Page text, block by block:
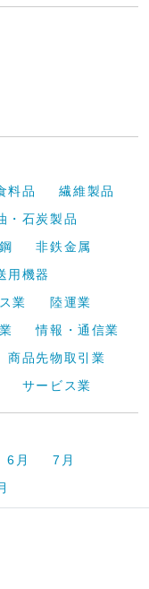
料品
繊維製品
・石炭製品
非鉄金属
用機器
業
陸運業
情報・通信業
商品先物取引業
サービス業
6月
7月